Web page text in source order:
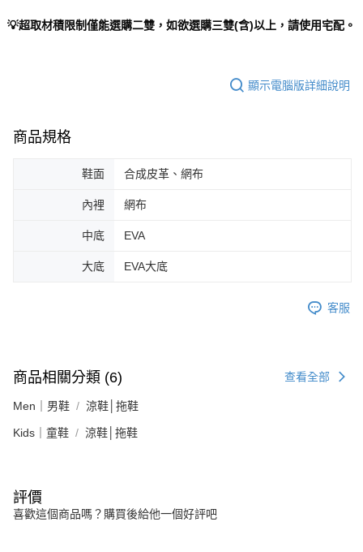
💡超取材積限制僅能選購二雙，如欲選購三雙(含)以上，請使用宅配。
顯示電腦版詳細說明
商品規格
鞋面 合成皮革、網布
內裡 網布
中底 EVA
大底 EVA大底
客服
商品相關分類 (6) 查看全部
Men｜男鞋 涼鞋│拖鞋
Kids｜童鞋 涼鞋│拖鞋
評價
喜歡這個商品嗎？購買後給他一個好評吧